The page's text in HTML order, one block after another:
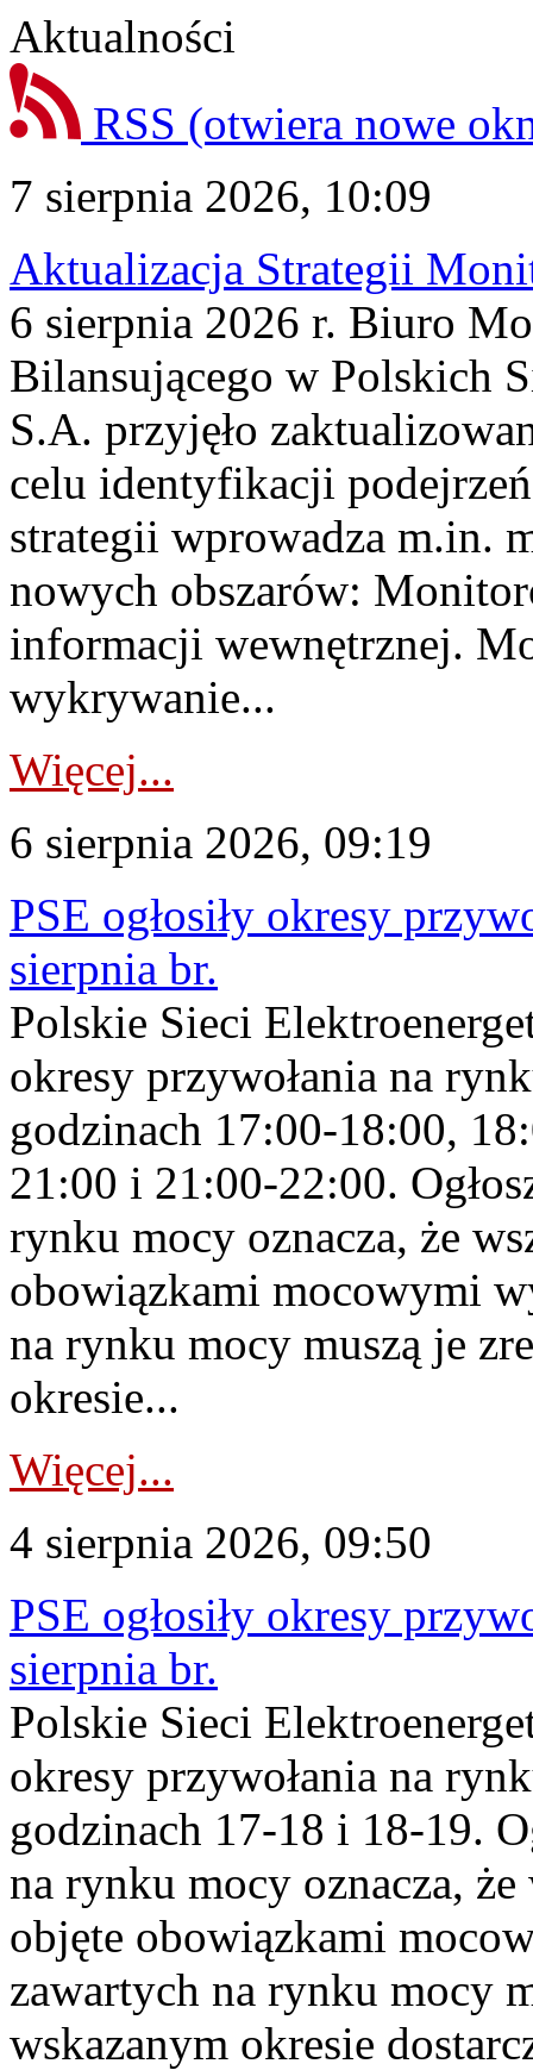
Aktualności
RSS (otwiera nowe
7 sierpnia 2026, 10:09
Aktualizacja Strategii
6 sierpnia 2026 r. Biuro
Bilansującego w Polskich
S.A. przyjęło
celu identyfikacji
strategii wprowadza m.in.
nowych obszarów:
informacji wewnętrznej.
wykrywanie...
Więcej...
6 sierpnia 2026, 09:19
PSE ogłosiły okresy
sierpnia br.
Polskie Sieci
okresy przywołania na
godzinach 17:00-18:00,
21:00 i 21:00-22:00.
rynku mocy oznacza, że
obowiązkami mocowymi
na rynku mocy muszą je
okresie...
Więcej...
4 sierpnia 2026, 09:50
PSE ogłosiły okresy
sierpnia br.
Polskie Sieci
okresy przywołania na
godzinach 17-18 i 18-19.
na rynku mocy oznacza,
objęte obowiązkami
zawartych na rynku mocy
wskazanym okresie